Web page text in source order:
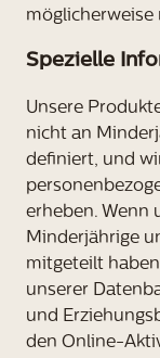
möglicherweise
Spezielle
Unsere
nicht an
definiert, und
erheben. Wenn
Minderjährige
mitgeteilt
unserer
und
den Online-